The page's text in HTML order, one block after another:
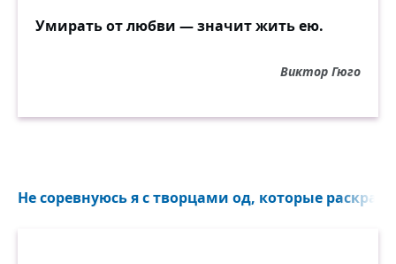
Умирать от любви — значит жить ею.
Виктор Гюго
Не соревнуюсь я с творцами од, которые